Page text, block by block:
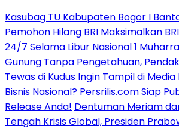
Kasubag TU Kabupaten Bogor I
Pemohon Hilang BRI Maksimalkan
24/7 Selama Libur Nasional 1
Gunung Tanpa Pengetahuan,
Tewas di Kudus Ingin Tampil di
Bisnis Nasional? Persrilis.com Siap
Release Anda! Dentuman Meriam
Tengah Krisis Global, Presiden